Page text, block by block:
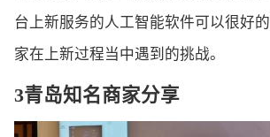
台上新服务的人工智能软件可以很好
家在上新过程当中遇到的挑战。
3青岛知名商家分享